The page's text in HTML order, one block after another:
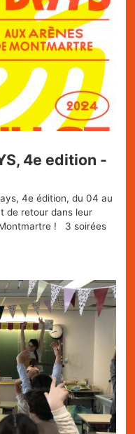
-
4e edition -
4e édition, du 04 au
de retour dans leur
! 3 soirées